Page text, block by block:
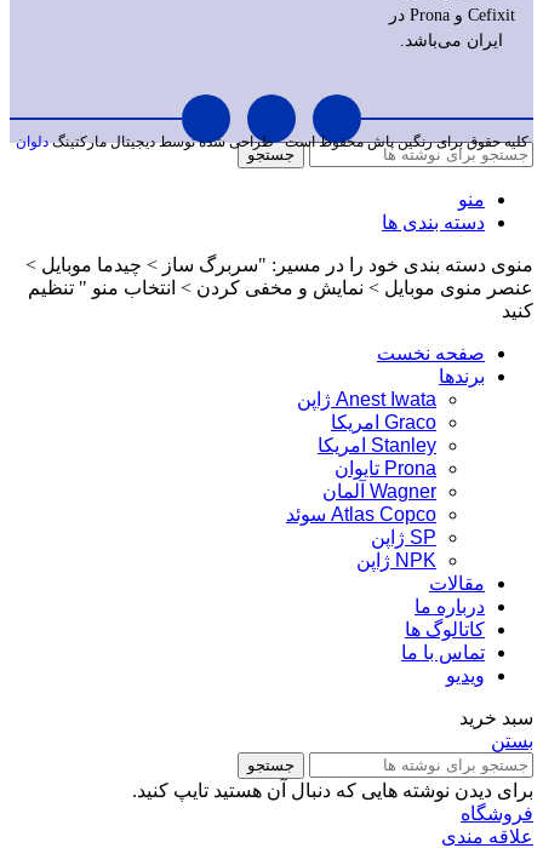
Cefixit و Prona در
ایران می‌باشد.
کلیه حقوق برای رنگین پاش محفوظ است طراحی شده توسط دیجیتال مارکتینگدلوان
جستجو
منو
دسته بندی ها
منوی دسته بندی خود را در مسیر: "سربرگ ساز > چیدما موبایل >
عنصر منوی موبایل > نمایش و مخفی کردن > انتخاب منو " تنظیم
کنید
صفحه نخست
برندها
Anest Iwata ژاپن
Graco امریکا
Stanley امریکا
Prona تایوان
Wagner آلمان
Atlas Copco سوئد
SP ژاپن
NPK ژاپن
مقالات
درباره ما
کاتالوگ ها
تماس با ما
ویدیو
سبد خرید
بستن
جستجو
برای دیدن نوشته هایی که دنبال آن هستید تایپ کنید.
فروشگاه
علاقه مندی